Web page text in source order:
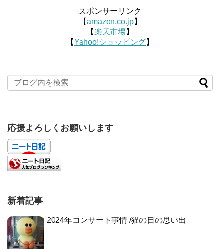
スポンサーリンク
【amazon.co.jp】
【楽天市場】
【Yahoo!ショッピング】
応援よろしくお願いします
新着記事
2024年コンサート事情 /猫の日の思い出